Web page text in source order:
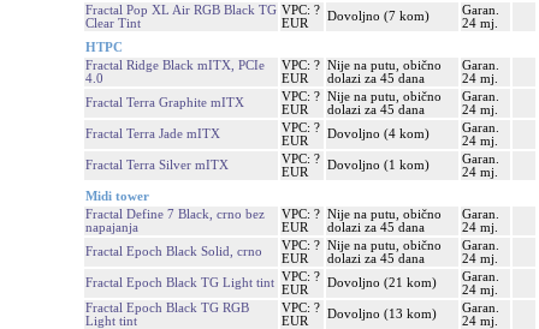
Fractal Pop XL Air RGB Black TG
Clear Tint
VPC: ?
EUR
Dovoljno (7 kom)
Garan.
24 mj.
HTPC
Fractal Ridge Black mITX, PCIe
4.0
VPC: ?
EUR
Nije na putu, obično
dolazi za 45 dana
Garan.
24 mj.
Fractal Terra Graphite mITX
VPC: ?
EUR
Nije na putu, obično
dolazi za 45 dana
Garan.
24 mj.
Fractal Terra Jade mITX
VPC: ?
EUR
Dovoljno (4 kom)
Garan.
24 mj.
Fractal Terra Silver mITX
VPC: ?
EUR
Dovoljno (1 kom)
Garan.
24 mj.
Midi tower
Fractal Define 7 Black, crno bez
napajanja
VPC: ?
EUR
Nije na putu, obično
dolazi za 45 dana
Garan.
24 mj.
Fractal Epoch Black Solid, crno
VPC: ?
EUR
Nije na putu, obično
dolazi za 45 dana
Garan.
24 mj.
Fractal Epoch Black TG Light tint VPC: ?
EUR
Dovoljno (21 kom)
Garan.
24 mj.
Fractal Epoch Black TG RGB
Light tint
VPC: ?
EUR
Dovoljno (13 kom)
Garan.
24 mj.